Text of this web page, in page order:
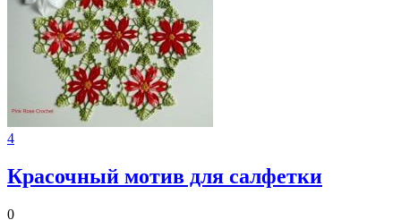
4
Красочный мотив для салфетки
0